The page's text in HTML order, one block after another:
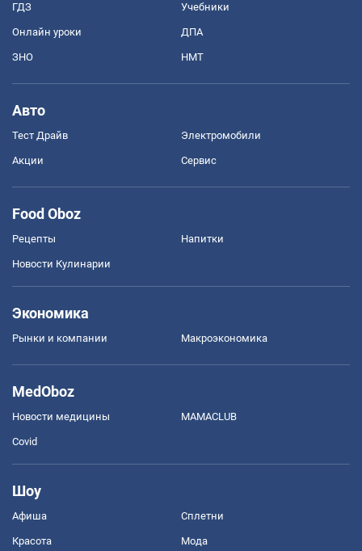
ГДЗ Учебники
Онлайн уроки ДПА
ЗНО НМТ
Авто
Тест Драйв Электромобили
Акции Сервис
Food Oboz
Рецепты Напитки
Новости Кулинарии
Экономика
Рынки и компании Mакроэкономика
MedOboz
Новости медицины MAMACLUB
Covid
Шоу
Афиша Сплетни
Красота Мода